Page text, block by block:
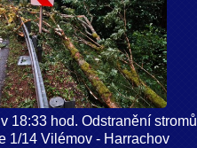
18:33 hod. Odstranění stromů
1/14 Vilémov - Harrachov